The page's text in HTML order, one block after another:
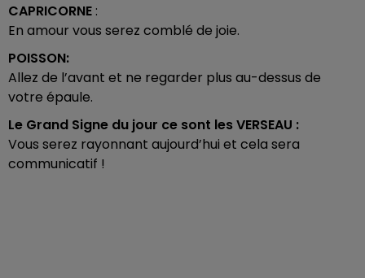
CAPRICORNE :
En amour vous serez comblé de joie.
POISSON:
Allez de l’avant et ne regarder plus au-dessus de
votre épaule.
Le Grand Signe du jour ce sont lesVERSEAU :
Vous serez rayonnant aujourd’hui et cela sera
communicatif !